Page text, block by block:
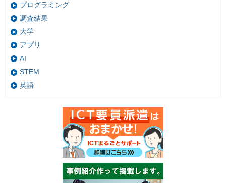
プログラミング
調査結果
大学
アプリ
AI
STEM
英語